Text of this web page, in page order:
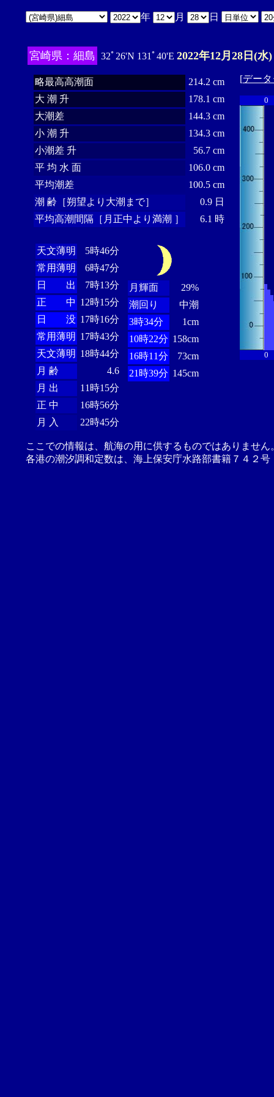
年 月 日
宮崎県：細島 32ﾟ26'N 131ﾟ40'E 2022年12月28日(水)
略最高高潮面
214.2 cm
大 潮 升
178.1 cm
大潮差
144.3 cm
小 潮 升
134.3 cm
小潮差 升
56.7 cm
平 均 水 面
106.0 cm
平均潮差
100.5 cm
潮 齢［朔望より大潮まで］
0.9 日
平均高潮間隔［月正中より満潮 ］
6.1 時
天文薄明
5時46分
常用薄明
6時47分
日 出
7時13分
正 中 12時15分
日 没 17時16分
常用薄明 17時43分
天文薄明 18時44分
月 齢
4.6
月 出
11時15分
正 中
16時56分
月 入
22時45分
月輝面
29%
潮回り
中潮
3時34分
1cm
10時22分 158cm
16時11分
73cm
21時39分 145cm
[デー
0
0
ここでの情報は、航海の用に供するものではありませ
各港の潮汐調和定数は、海上保安庁水路部書籍７４２